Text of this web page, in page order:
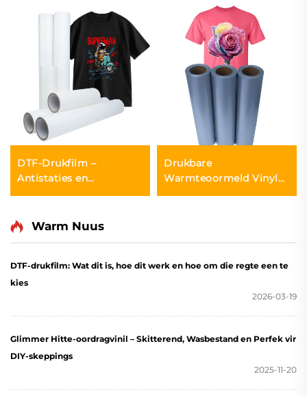
DTF-Drukfilm –
Antistaties en
Vochtbestand
Drukbare
Warmteoormeld Vinyl
vir Inkjet Drukker
Warm Nuus
DTF-drukfilm: Wat dit is, hoe dit werk en hoe om die regte een te
kies
2026-03-19
Glimmer Hitte-oordragvinil – Skitterend, Wasbestand en Perfek vir
DIY-skeppings
2025-11-20